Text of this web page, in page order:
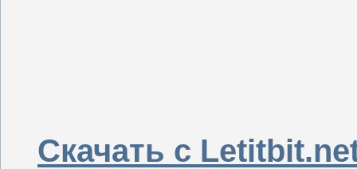
Скачать с